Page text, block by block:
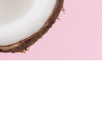
ANTI-
ROJECES
SPF15 50 ML
17,50